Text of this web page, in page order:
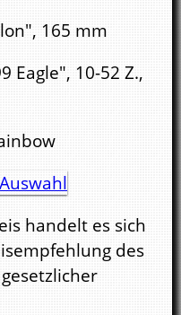
165 mm
Eagle", 10-52 Z.,
handelt es sich
des